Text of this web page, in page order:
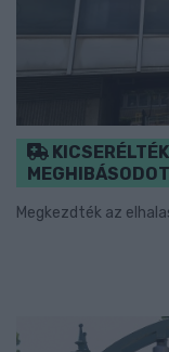
Megkezdték az